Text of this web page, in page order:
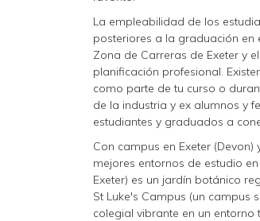
La empleabilidad de los
posteriores a la graduación
Zona de Carreras de Exeter y
planificación profesional.
como parte de tu curso o
de la industria y ex alumnos y
estudiantes y graduados a
Con campus en Exeter
mejores entornos de estudio
Exeter) es un jardín botánico
St Luke's Campus (un campus
colegial vibrante en un